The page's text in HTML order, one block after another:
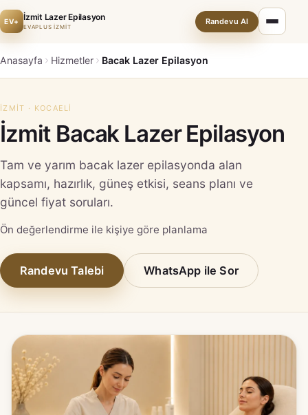
EV+ İzmit Lazer Epilasyon
EVAPLUS İZMİT
Randevu Al
Anasayfa Hizmetler Bacak Lazer Epilasyon
İZMIT · KOCAELI
İzmit Bacak Lazer Epilasyon
Tam ve yarım bacak lazer epilasyonda alan
kapsamı, hazırlık, güneş etkisi, seans planı ve
güncel fiyat soruları.
Ön değerlendirme ile kişiye göre planlama
Randevu Talebi WhatsApp ile Sor